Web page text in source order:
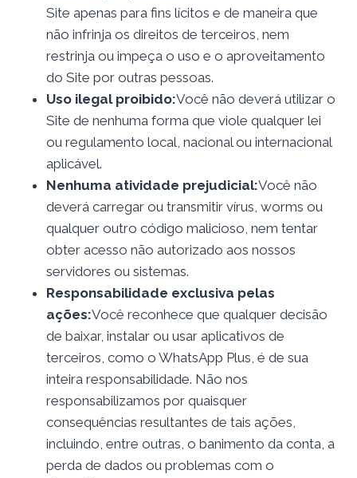
Site apenas para fins lícitos e de maneira que
não infrinja os direitos de terceiros, nem
restrinja ou impeça o uso e o aproveitamento
do Site por outras pessoas.
Uso ilegal proibido:Você não deverá utilizar o
Site de nenhuma forma que viole qualquer lei
ou regulamento local, nacional ou internacional
aplicável.
Nenhuma atividade prejudicial:Você não
deverá carregar ou transmitir vírus, worms ou
qualquer outro código malicioso, nem tentar
obter acesso não autorizado aos nossos
servidores ou sistemas.
Responsabilidade exclusiva pelas
ações:Você reconhece que qualquer decisão
de baixar, instalar ou usar aplicativos de
terceiros, como o WhatsApp Plus, é de sua
inteira responsabilidade. Não nos
responsabilizamos por quaisquer
consequências resultantes de tais ações,
incluindo, entre outras, o banimento da conta, a
perda de dados ou problemas com o